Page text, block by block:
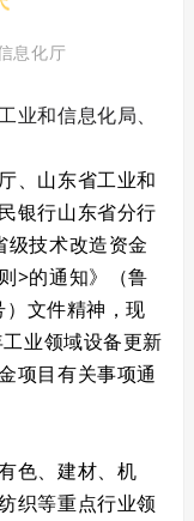
息化厅
业和信息化局、
、山东省工业和
银行山东省分行
级技术改造资金
>的通知》（鲁
文件精神，现
业领域设备更新
项目有关事项通
色、建材、机
织等重点行业领